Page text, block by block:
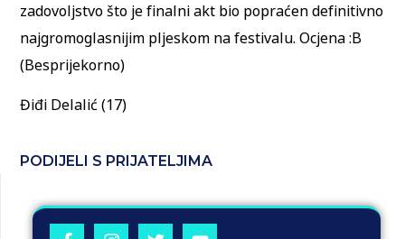
zadovoljstvo što je finalni akt bio popraćen definitivno
najgromoglasnijim pljeskom na festivalu. Ocjena :B
(Besprijekorno)
Điđi Delalić (17)
PODIJELI S PRIJATELJIMA